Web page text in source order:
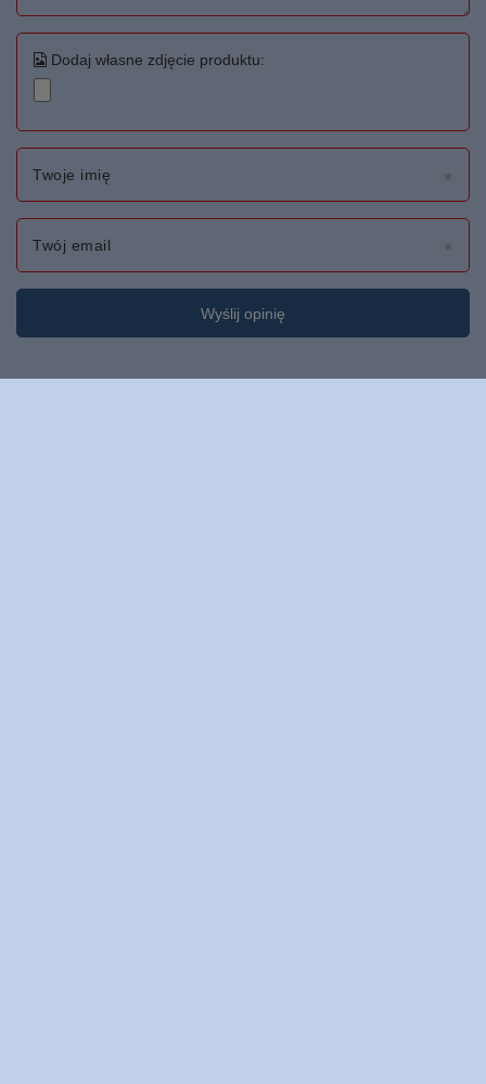
Dodaj własne zdjęcie produktu:
Twoje imię
Twój email
Wyślij opinię